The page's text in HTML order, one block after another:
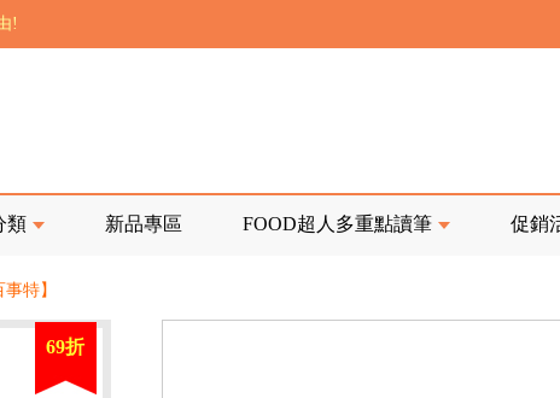
!
天內通知客服 寄回發票需附上回郵郵票
物流程說明』
人企業總部」目前正興建中!
類 新品專區 FOOD超人多重點讀筆 促銷
特】
69折